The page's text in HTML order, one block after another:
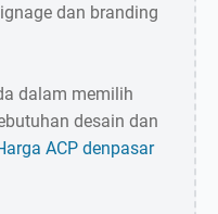
dan branding
dalam memilih
desain dan
ACP denpasar